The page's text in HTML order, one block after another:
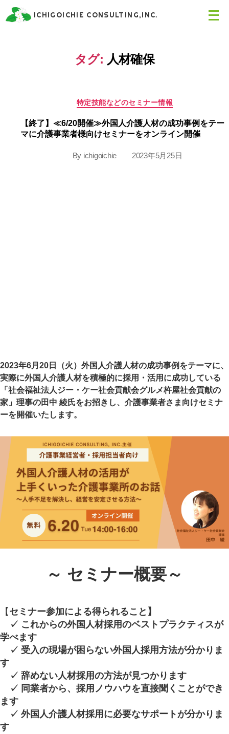
ICHIGOICHIE CONSULTING,INC.
メ
ニ
タグ: 人材確保
特定技能などのセミナー情報
【終了】≪6/20開催≫外国人介護人材の成功事例をテー
マに介護事業者様向けセミナーをオンライン開催
Post
By ichigoichie
Post
2023年5月25日
2023年6月20日（火）外国人介護人材の成功事例をテーマに、
実際に外国人介護人材を積極的に採用・活用に成功している
「社会福祉法人ジー・ケー社会貢献会グルメ杵屋社会貢献の
家」理事の田中 綾氏をお招きし、介護事業者さま向けセミナ
ーを開催いたします。
～ セミナー概要～
【 セミナー参加による得られること】
✓ これからの外国人材採用のベストプラクティスが
学べます
✓ 受入の現場が困らない外国人採用方法が分かりま
す
✓ 辞めない人材採用の方法が見つかります
✓ 同業者から、採用ノウハウを直接聞くことができ
ます
✓ 外国人介護人材採用に必要なサポートが分かりま
す